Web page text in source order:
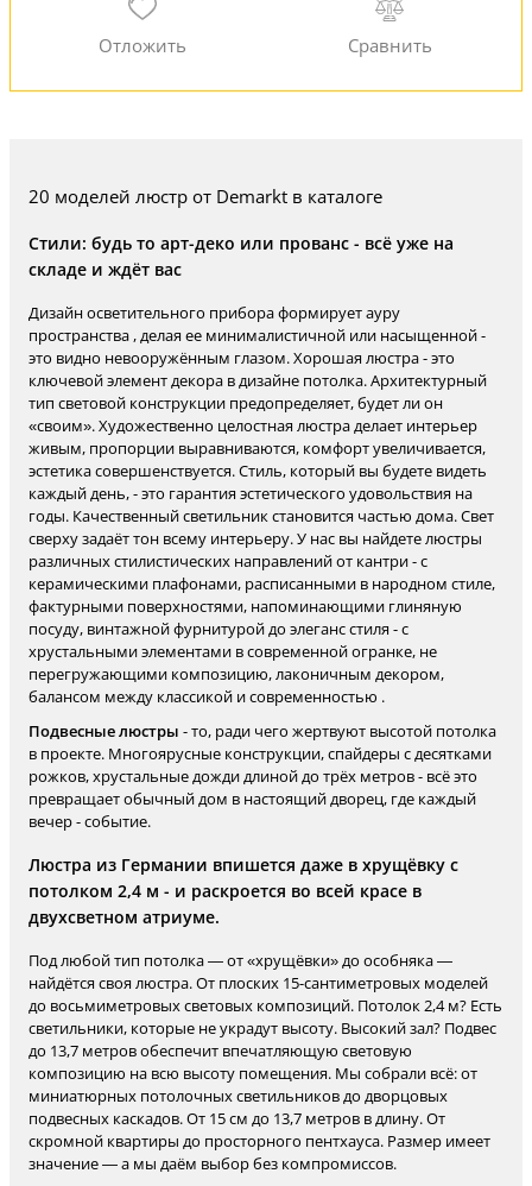
20 моделей люстр от Demarkt в каталоге
Стили: будь то арт-деко или прованс - всё уже на
складе и ждёт вас
Дизайн осветительного прибора формирует ауру
пространства , делая ее минималистичной или насыщенной -
это видно невооружённым глазом. Хорошая люстра - это
ключевой элемент декора в дизайне потолка. Архитектурный
тип световой конструкции предопределяет, будет ли он
«своим». Художественно целостная люстра делает интерьер
живым, пропорции выравниваются, комфорт увеличивается,
эстетика совершенствуется. Стиль, который вы будете видеть
каждый день, - это гарантия эстетического удовольствия на
годы. Качественный светильник становится частью дома. Свет
сверху задаёт тон всему интерьеру. У нас вы найдете люстры
различных стилистических направлений от кантри - с
керамическими плафонами, расписанными в народном стиле,
фактурными поверхностями, напоминающими глиняную
посуду, винтажной фурнитурой до элеганс стиля - с
хрустальными элементами в современной огранке, не
перегружающими композицию, лаконичным декором,
балансом между классикой и современностью .
Подвесные люстры - то, ради чего жертвуют высотой потолка
в проекте. Многоярусные конструкции, спайдеры с десятками
рожков, хрустальные дожди длиной до трёх метров - всё это
превращает обычный дом в настоящий дворец, где каждый
вечер - событие.
Люстра из Германии впишется даже в хрущёвку с
потолком 2,4 м - и раскроется во всей красе в
двухсветном атриуме.
Под любой тип потолка — от «хрущёвки» до особняка —
найдётся своя люстра. От плоских 15-сантиметровых моделей
до восьмиметровых световых композиций. Потолок 2,4 м? Есть
светильники, которые не украдут высоту. Высокий зал? Подвес
до 13,7 метров обеспечит впечатляющую световую
композицию на всю высоту помещения. Мы собрали всё: от
миниатюрных потолочных светильников до дворцовых
подвесных каскадов. От 15 см до 13,7 метров в длину. От
скромной квартиры до просторного пентхауса. Размер имеет
значение — а мы даём выбор без компромиссов.